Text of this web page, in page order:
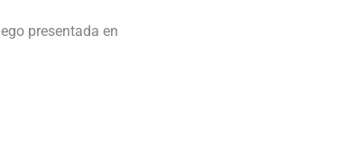
presentada en